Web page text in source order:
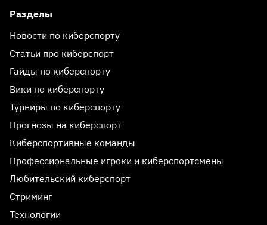
Разделы
Новости по киберспорту
Статьи про киберспорт
Гайды по киберспорту
Вики по киберспорту
Турниры по киберспорту
Прогнозы на киберспорт
Киберспортивные команды
Профессиональные игроки и киберспортсмены
Любительский киберспорт
Стриминг
Технологии